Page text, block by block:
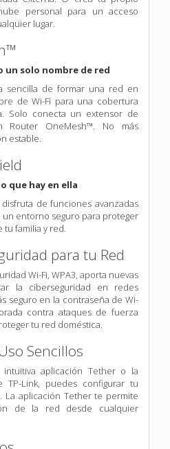
personal para un acceso
lugar.
un solo nombre de red
sencilla de formar una red en
de Wi-Fi para una cobertura
Solo conecta un extensor de
Router OneMesh™. No más
estable.
que hay en ella
de funciones avanzadas
entorno seguro para proteger
tu familia y red.
para tu Red
Wi-Fi, WPA3, aporta nuevas
la ciberseguridad en redes
seguro en la contraseña de Wi-
contra ataques de fuerza
tu red doméstica.
Sencillos
aplicación Tether o la
Link, puedes configurar tu
La aplicación Tether te permite
de la red desde cualquier